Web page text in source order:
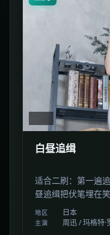
白昼追缉
适合二刷：第一遍
昼追缉把伏笔埋在
地区 日本
主演
周迅 / 玛格特·